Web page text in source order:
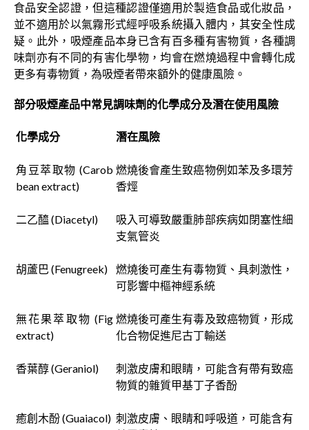
食品安全認證，但這種認證僅適用於製造食品或化妝品，
並不適用於以氣霧形式經呼吸系統攝入體内，其安全性成
疑。此外，吸煙產品本身已含有百多種有害物質，各種調
味劑亦有不同的有害化學物，均會在燃燒過程中會轉化成
更多有毒物質，為吸煙者帶來額外的健康風險。
部分吸煙產品中常見調味劑的化學成分及潛在使用風險
化學成分 潛在風險
角豆萃取物 (Carob
bean extract)
燃燒後會產生致癌物例如苯及多環芳
香烴
二乙醯 (Diacetyl)
吸入可導致嚴重肺部疾病如閉塞性細
支氣管炎
胡蘆巴 (Fenugreek)
燃燒後可產生有毒物質、具刺激性，
可影響中樞神經系統
無花果萃取物 (Fig
extract)
燃燒後可產生有毒及致癌物質，形成
化合物促進尼古丁輸送
香葉醇 (Geraniol)
刺激皮膚和眼睛，可能含有帶有致癌
物質的雜質甲基丁子香酚
癒創木酚 (Guaiacol) 刺激皮膚、眼睛和呼吸道，可能含有